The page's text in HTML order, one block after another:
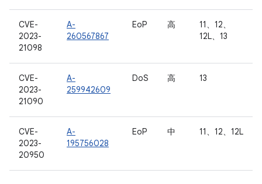
CVE-
2023-
21098
A-
260567867
EoP 高
11、12、
12L、13
CVE-
2023-
21090
A-
259942609
DoS 高 13
CVE-
2023-
20950
A-
195756028
EoP 中 11、12、12L